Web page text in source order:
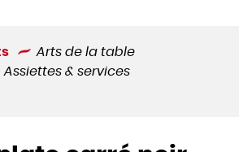
Arts de la table
Assiettes & services